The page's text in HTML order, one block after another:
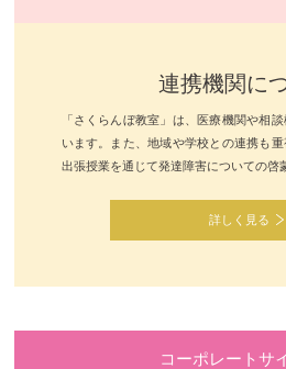
連携機関に
「さくらんぼ教室」は、医療機関や相
います。また、地域や学校との連携も
出張授業を通じて発達障害についての啓
詳しく見る
コーポレートサ